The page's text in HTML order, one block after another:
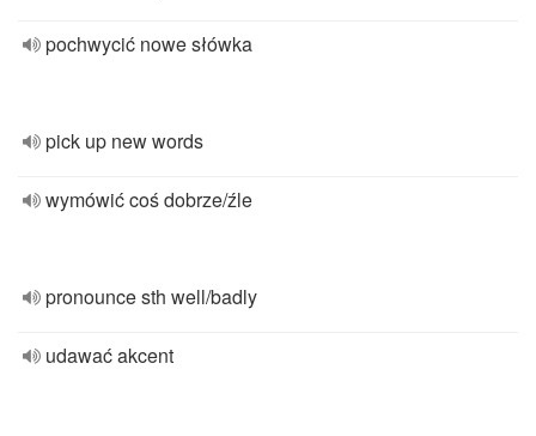
pochwycić nowe słówka
pick up new words
wymówić coś dobrze/źle
pronounce sth well/badly
udawać akcent